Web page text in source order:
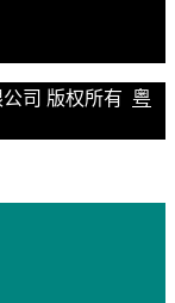
司 版权所有 粤